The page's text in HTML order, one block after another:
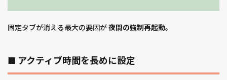
固定タブが消える最大の要因が夜間の強制再起動。
■ アクティブ時間を長めに設定